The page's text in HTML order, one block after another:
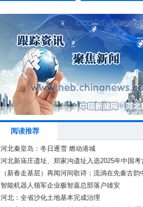
阅读推荐
河北秦皇岛：冬日逐雪 燃动港城
河北新庙庄遗址、郑家沟遗址入选2025年中国考
果（新春走基层）再闻河间歌诗：流淌在先秦古韵
经》
智能机器人领军企业极智嘉总部落户雄安
河北：全省沙化土地基本完成治理